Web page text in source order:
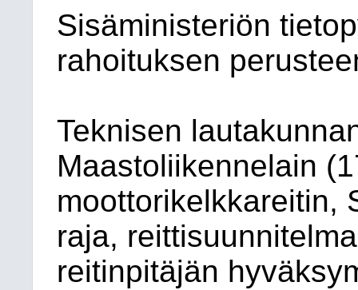
Sisäministeriön
rahoituksen
Teknisen
Maastoliikennelain
moottorikelkkareitin,
raja,
reitinpitäjän